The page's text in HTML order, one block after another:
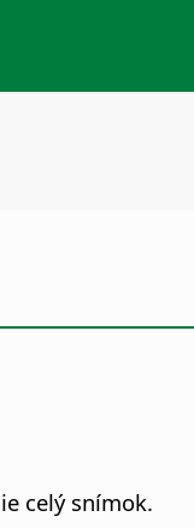
celý snímok.